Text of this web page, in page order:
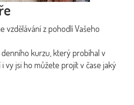
vzdělávání z pohodlí Vašeho
denního kurzu, který probíhal v
vy jsi ho můžete projít v čase jaký